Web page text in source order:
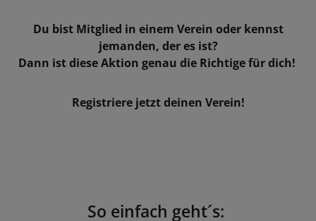
Du bist Mitglied in einem Verein oder kennst
jemanden, der es ist?
Dann ist diese Aktion genau die Richtige für dich!
Registriere jetzt deinen Verein!
So einfach geht´s: